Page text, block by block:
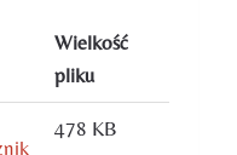
Wielkość
pliku
478 KB